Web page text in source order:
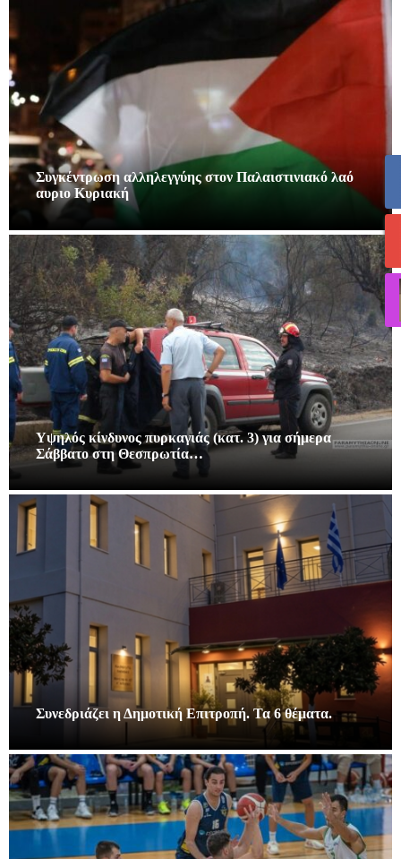
Συγκέντρωση αλληλεγγύης στον Παλαιστινιακό λαό
αυριο Κυριακή
Υψηλός κίνδυνος πυρκαγιάς (κατ. 3) για σήμερα
Σάββατο στη Θεσπρωτία…
Συνεδριάζει η Δημοτική Επιτροπή. Τα 6 θέματα.